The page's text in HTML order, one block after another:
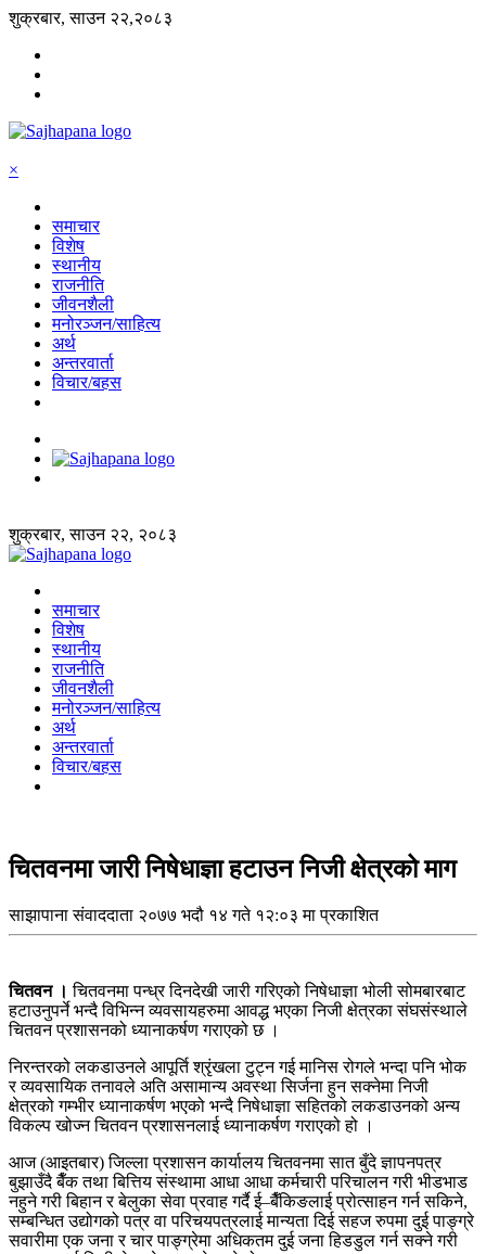
शुक्रबार, साउन २२,२०८३
×
समाचार
विशेष
स्थानीय
राजनीति
जीवनशैली
मनोरञ्जन/साहित्य
अर्थ
अन्तरवार्ता
विचार/बहस
शुक्रबार, साउन २२, २०८३
समाचार
विशेष
स्थानीय
राजनीति
जीवनशैली
मनोरञ्जन/साहित्य
अर्थ
अन्तरवार्ता
विचार/बहस
चितवनमा जारी निषेधाज्ञा हटाउन निजी क्षेत्रको माग
साझापाना संवाददाता २०७७ भदौ १४ गते १२:०३ मा प्रकाशित
चितवन । चितवनमा पन्ध्र दिनदेखी जारी गरिएको निषेधाज्ञा भोली सोमबारबाट
हटाउनुपर्ने भन्दै विभिन्न व्यवसायहरुमा आवद्ध भएका निजी क्षेत्रका संघसंस्थाले
चितवन प्रशासनको ध्यानाकर्षण गराएको छ ।
निरन्तरको लकडाउनले आपूर्ति श्रृंखला टुट्न गई मानिस रोगले भन्दा पनि भोक
र व्यवसायिक तनावले अति असामान्य अवस्था सिर्जना हुन सक्नेमा निजी
क्षेत्रको गम्भीर ध्यानाकर्षण भएको भन्दै निषेधाज्ञा सहितको लकडाउनको अन्य
विकल्प खोज्न चितवन प्रशासनलाई ध्यानाकर्षण गराएको हो ।
आज (आइतबार) जिल्ला प्रशासन कार्यालय चितवनमा सात बुँदे ज्ञापनपत्र
बुझाउँदै बैँक तथा बित्तिय संस्थामा आधा आधा कर्मचारी परिचालन गरी भीडभाड
नहुने गरी बिहान र बेलुका सेवा प्रवाह गर्दै ई–बैँकिङलाई प्रोत्साहन गर्न सकिने,
सम्बन्धित उद्योगको पत्र वा परिचयपत्रलाई मान्यता दिई सहज रुपमा दुई पाङ्ग्रे
सवारीमा एक जना र चार पाङ्ग्रेमा अधिकतम दुई जना हिडडुल गर्न सक्ने गरी